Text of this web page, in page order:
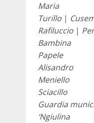
Maria
Turillo |
Rafiluccio |
Bambina
Papele
Alisandro
Meniello
Sciacillo
Guardia
‘Ngiulina